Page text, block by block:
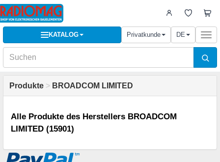
KATALOG Privatkunde DE
Produkte > BROADCOM LIMITED
Alle Produkte des Herstellers BROADCOM
LIMITED (15901)